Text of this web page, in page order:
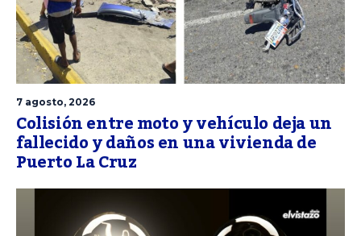
7 agosto, 2026
Colisión entre moto y vehículo deja un
fallecido y daños en una vivienda de
Puerto La Cruz